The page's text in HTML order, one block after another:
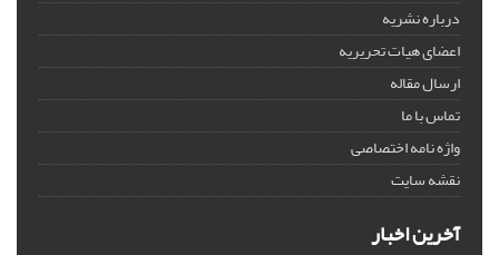
درباره نشریه
اعضای هیات تحریریه
ارسال مقاله
تماس با ما
واژه نامه اختصاصی
نقشه سایت
آخرین اخبار